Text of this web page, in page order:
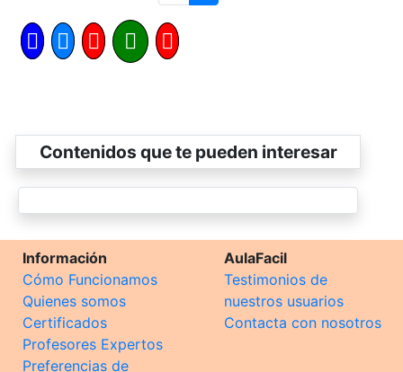
Contenidos que te pueden interesar
Información
Cómo Funcionamos
Quienes somos
Certificados
Profesores Expertos
Preferencias de
AulaFacil
Testimonios de
nuestros usuarios
Contacta con nosotros